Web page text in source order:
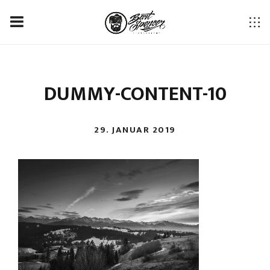
DUMMY-CONTENT-10
29. JANUAR 2019